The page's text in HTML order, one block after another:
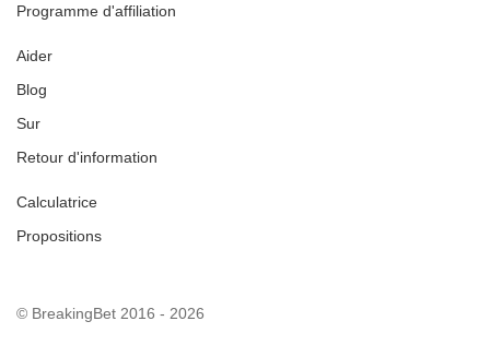
Programme d'affiliation
Aider
Blog
Sur
Retour d'information
Calculatrice
Propositions
© BreakingBet 2016 - 2026